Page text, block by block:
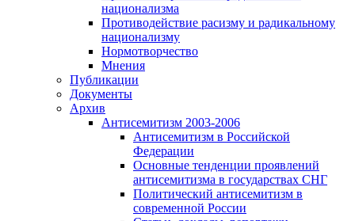
национализма
Противодействие расизму и радикальному
национализму
Нормотворчество
Мнения
Публикации
Документы
Архив
Антисемитизм 2003-2006
Антисемитизм в Российской
Федерации
Основные тенденции проявлений
антисемитизма в государствах СНГ
Политический антисемитизм в
современной России